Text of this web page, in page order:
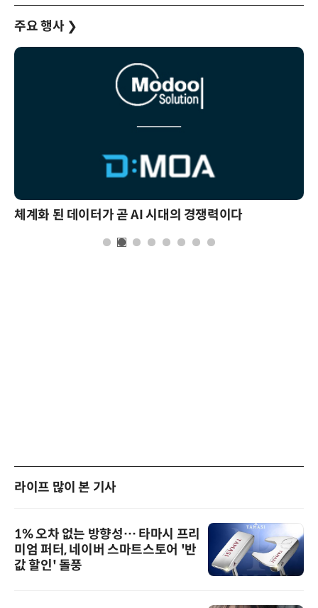
주요 행사 ❯
체계화 된 데이터가 곧 AI 시대의 경쟁력이다
라이프 많이 본 기사
1% 오차 없는 방향성… 타마시 프리
미엄 퍼터, 네이버 스마트스토어 '반
값 할인' 돌풍